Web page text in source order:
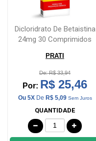
Dieta
Aparelhos
OFERTAS
PROMOÇÕES
Dicloridrato De Betaistina
24mg 30 Comprimidos
PRATI
De: R$ 33,94
Por: R$ 25,46
Ou 5XDe R$ 5,09 Sem Juros
QUANTIDADE